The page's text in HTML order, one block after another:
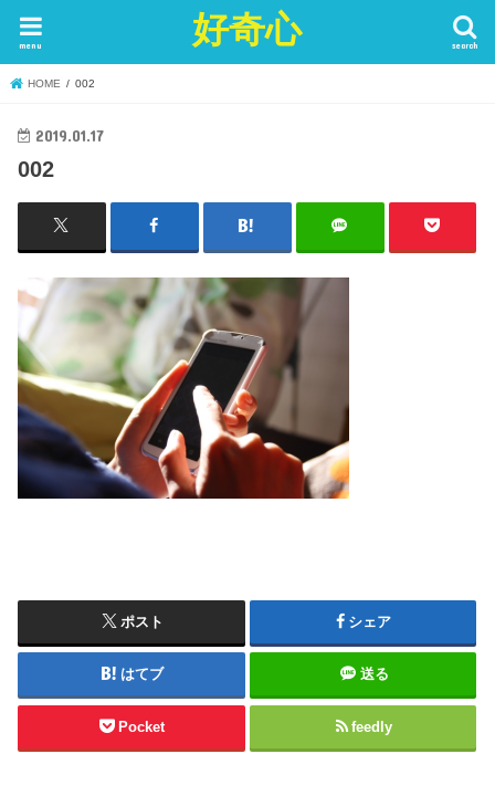
好奇心 search
menu
HOME 002
2019.01.17
002
ポスト シェア
はてブ 送る
Pocket feedly